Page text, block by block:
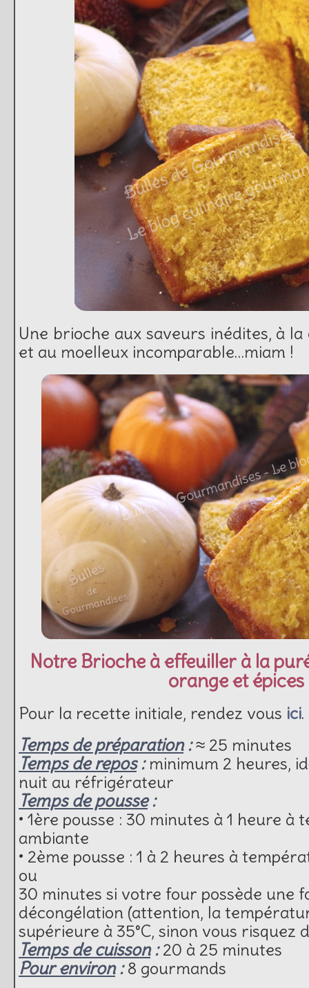
Une brioche aux saveurs inédites, à
et au moelleux incomparable…miam !
Notre Brioche à effeuiller à la
orange et épices
Pour la recette initiale, rendez vous ici.
Temps de préparation:≈ 25 minutes
Temps de repos:minimum 2 heures,
nuit au réfrigérateur
Temps de pousse:
• 1ère pousse : 30 minutes à 1 heure à
ambiante
• 2ème pousse : 1 à 2 heures à
ou
30 minutes si votre four possède une
décongélation (attention, la
supérieure à 35°C, sinon vous risquez
Temps de cuisson:20 à 25 minutes
Pour environ:8 gourmands